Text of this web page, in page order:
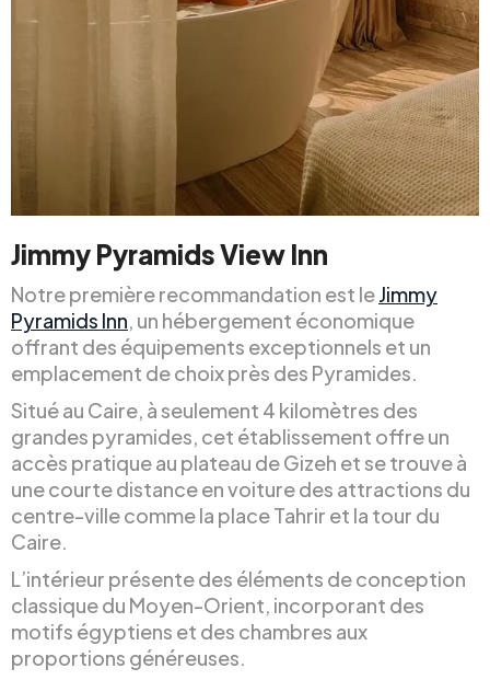
Jimmy Pyramids View Inn
Notre première recommandation est leJimmy
Pyramids Inn, un hébergement économique
offrant des équipements exceptionnels et un
emplacement de choix près des Pyramides.
Situé au Caire, à seulement 4 kilomètres des
grandes pyramides, cet établissement offre un
accès pratique au plateau de Gizeh et se trouve à
une courte distance en voiture des attractions du
centre-ville comme la place Tahrir et la tour du
Caire.
L’intérieur présente des éléments de conception
classique du Moyen-Orient, incorporant des
motifs égyptiens et des chambres aux
proportions généreuses.